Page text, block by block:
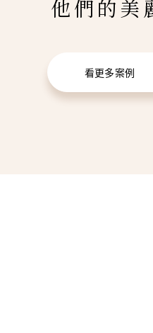
他們的美
看更多案例